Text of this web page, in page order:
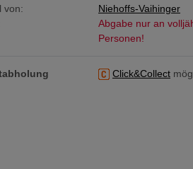
von:
Niehoffs-Vaihinger
Abgabe nur an
Personen!
Click&Collect